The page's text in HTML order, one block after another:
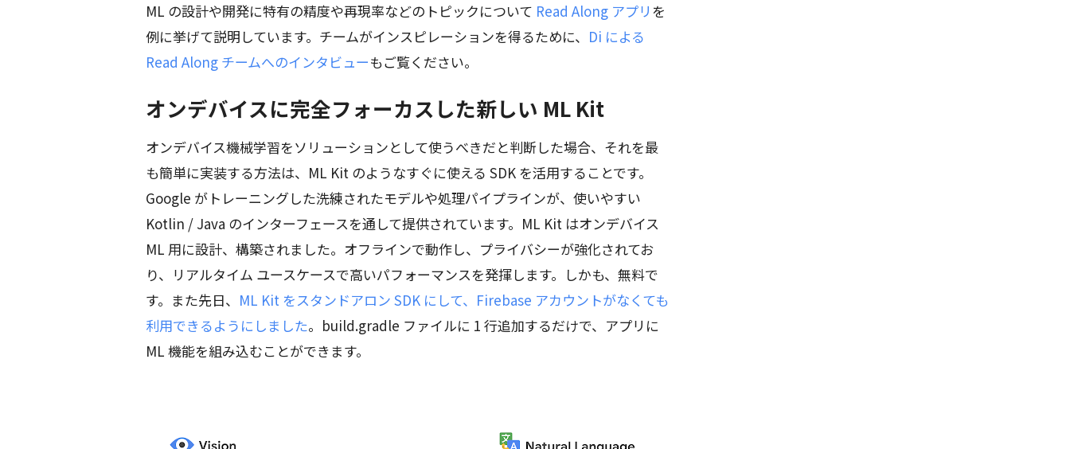
ML の設計や開発に特有の精度や再現率などのトピックについて Read Along アプリ を
例に挙げて説明しています。チームがインスピレーションを得るために、 Di による
Read Along チームへのインタビューもご覧ください。
オンデバイスに完全フォーカスした新しい ML Kit
オンデバイス機械学習をソリューションとして使うべきだと判断した場合、それを最
も簡単に実装する方法は、ML Kit のようなすぐに使える SDK を活用することです。
Google がトレーニングした洗練されたモデルや処理パイプラインが、使いやすい
Kotlin / Java のインターフェースを通して提供されています。ML Kit はオンデバイス
ML 用に設計、構築されました。オフラインで動作し、プライバシーが強化されてお
り、リアルタイム ユースケースで高いパフォーマンスを発揮します。しかも、無料で
す。また先日、 ML Kit をスタンドアロン SDK にして、Firebase アカウントがなくても
利用できるようにしました。build.gradle ファイルに 1 行追加するだけで、アプリに
ML 機能を組み込むことができます。